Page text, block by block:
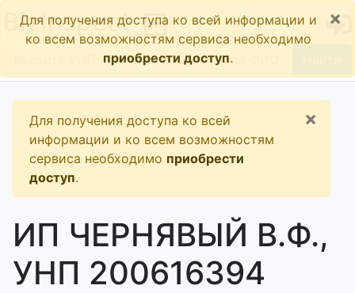
BizInspect
Для получения доступа ко всей информации и
ко всем возможностям сервиса необходимо
приобрести доступ.
×
Для получения доступа ко всей
информации и ко всем возможностям
сервиса необходимо приобрести
доступ.
×
ИП ЧЕРНЯВЫЙ В.Ф.,
УНП 200616394